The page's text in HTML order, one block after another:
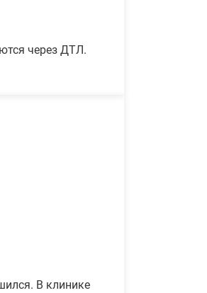
через ДТЛ.
В клинике